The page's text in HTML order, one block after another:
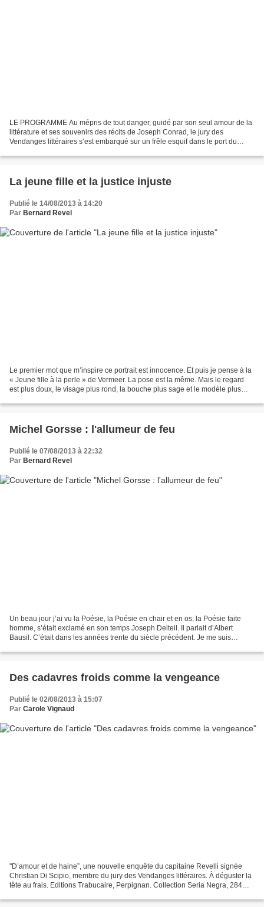
LE PROGRAMME Au mépris de tout danger, guidé par son seul amour de la
littérature et ses souvenirs des récits de Joseph Conrad, le jury des
Vendanges littéraires s’est embarqué sur un frêle esquif dans le port du
La jeune fille et la justice injuste
Publié le 14/08/2013 à 14:20
Par Bernard Revel
Le premier mot que m’inspire ce portrait est innocence. Et puis je pense à la
« Jeune fille à la perle » de Vermeer. La pose est la même. Mais le regard
est plus doux, le visage plus rond, la bouche plus sage et le modèle plus
Michel Gorsse : l'allumeur de feu
Publié le 07/08/2013 à 22:32
Par Bernard Revel
Un beau jour j’ai vu la Poésie, la Poésie en chair et en os, la Poésie faite
homme, s’était exclamé en son temps Joseph Delteil. Il parlait d’Albert
Bausil. C’était dans les années trente du siècle précédent. Je me suis
Des cadavres froids comme la vengeance
Publié le 02/08/2013 à 15:07
Par Carole Vignaud
"D’amour et de haine”, une nouvelle enquête du capitaine Revelli signée
Christian Di Scipio, membre du jury des Vendanges littéraires. À déguster la
tête au frais. Editions Trabucaire, Perpignan. Collection Seria Negra, 284